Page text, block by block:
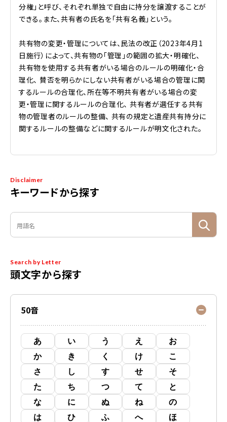
Disclaimer
キーワードから探す
Search by Letter
頭文字から探す
50音
あ い う え
お
か
き く け
こ
さ
し す せ
そ
た
ち つ て
と
な
に ぬ ね
の
は
ひ ふ へ
ほ
分権」と呼び、それぞれ単独で自由に持分を譲渡することが
できる。また、共有者の氏名を「共有名義」という。
共有物の変更・管理については、民法の改正（2023年4月1
日施行）によって、共有物の「管理」の範囲の拡大・明確化、
共有物を使用する共有者がいる場合のルールの明確化・合
理化、 賛否を明らかにしない共有者がいる場合の管理に関
するルールの合理化、所在等不明共有者がいる場合の変
更・管理に関するルールの合理化、 共有者が選任する共有
物の管理者のルールの整備、 共有の規定と遺産共有持分に
関するルールの整備などに関するルールが明文化された。